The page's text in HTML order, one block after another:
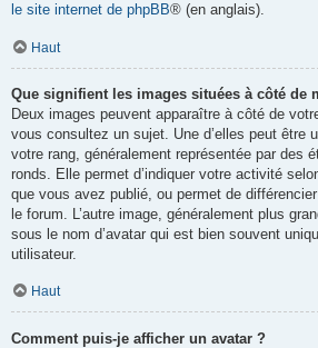
le site internet de phpBB® (en anglais).
Haut
Que signifient les images situées à côté de
Deux images peuvent apparaître à côté de
vous consultez un sujet. Une d’elles peut être
votre rang, généralement représentée par des
ronds. Elle permet d’indiquer votre activité
que vous avez publié, ou permet de
le forum. L’autre image, généralement plus
sous le nom d’avatar qui est bien souvent
utilisateur.
Haut
Comment puis-je afficher un avatar ?